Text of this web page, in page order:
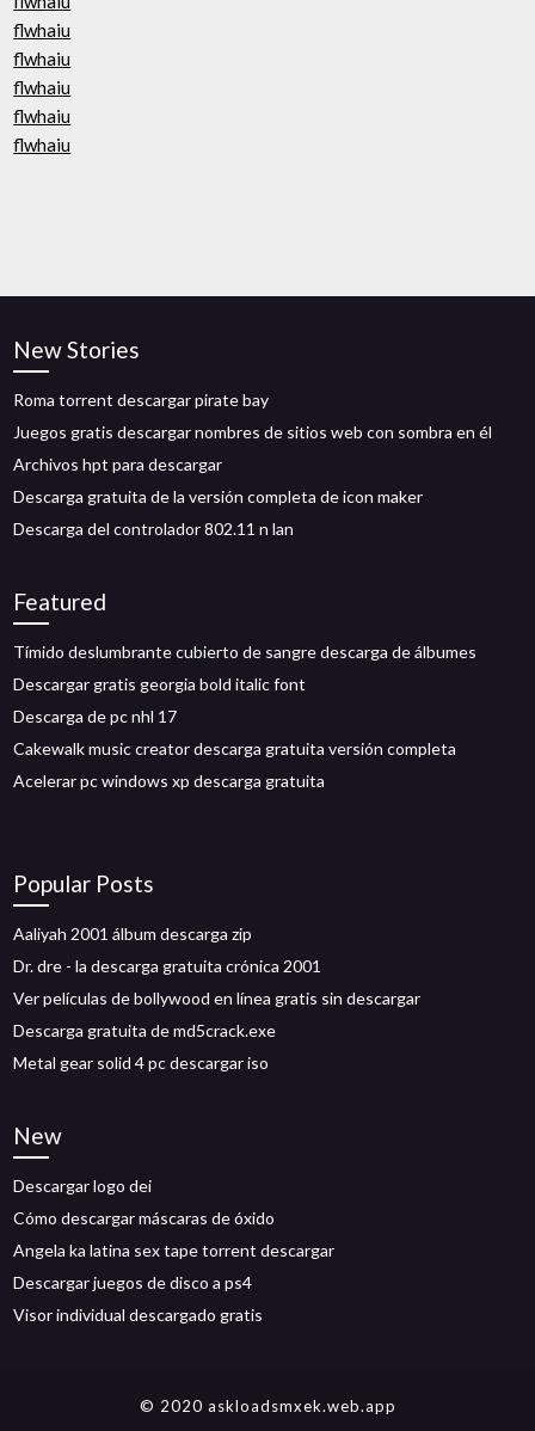
flwhaiu
flwhaiu
flwhaiu
flwhaiu
flwhaiu
New Stories
Roma torrent descargar pirate bay
Juegos gratis descargar nombres de sitios web con sombra en él
Archivos hpt para descargar
Descarga gratuita de la versión completa de icon maker
Descarga del controlador 802.11 n lan
Featured
Tímido deslumbrante cubierto de sangre descarga de álbumes
Descargar gratis georgia bold italic font
Descarga de pc nhl 17
Cakewalk music creator descarga gratuita versión completa
Acelerar pc windows xp descarga gratuita
Popular Posts
Aaliyah 2001 álbum descarga zip
Dr. dre - la descarga gratuita crónica 2001
Ver películas de bollywood en línea gratis sin descargar
Descarga gratuita de md5crack.exe
Metal gear solid 4 pc descargar iso
New
Descargar logo dei
Cómo descargar máscaras de óxido
Angela ka latina sex tape torrent descargar
Descargar juegos de disco a ps4
Visor individual descargado gratis
© 2020 askloadsmxek.web.app